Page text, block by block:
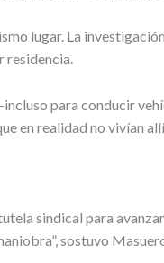
lugar. La
residencia.
para conducir
en realidad no vivían
sindical para
sostuvo